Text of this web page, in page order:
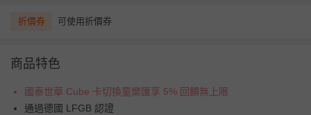
折價券 可使用折價券
商品特色
國泰世華 Cube 卡切換童樂匯享 5% 回饋無上限
通過德國 LFGB 認證